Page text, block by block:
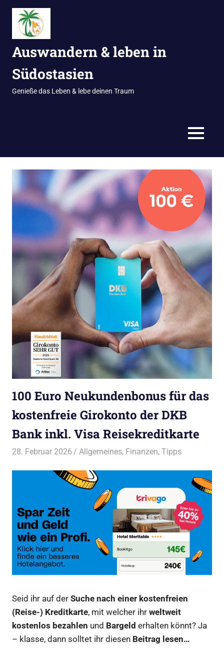
Zum
Inhalt
springen
Auswandern & leben in
Südostasien
Genieße das Leben & lebe deinen Traum
MENÜ
100 Euro Neukundenbonus für das
kostenfreie Girokonto der DKB
Bank inkl. Visa Reisekreditkarte
28. Februar 2026 Bruno Müller
Allgemeines, Finanzen,Tipps
Seid ihr auf der Suche nach einer kostenfreien
(Reise-) Kreditkarte, mit welcher ihr weltweit
kostenlos bezahlen und Bargeld erhalten könnt? Ja
– klasse, dann solltet ihr diesen Beitrag lesen…